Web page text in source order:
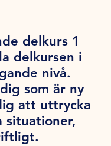
delkurs 1
delkursen i
nivå.
som är ny
att uttrycka
situationer,